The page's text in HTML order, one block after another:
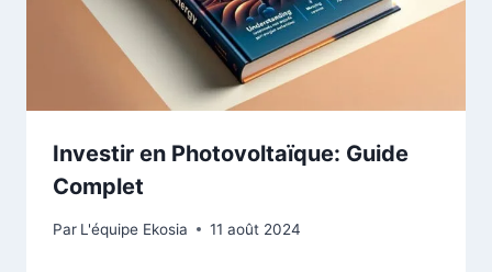
Investir en Photovoltaïque: Guide
Complet
Par L'équipe Ekosia 11 août 2024